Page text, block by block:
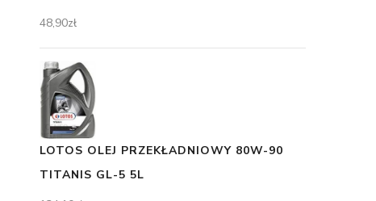
48,90zł
LOTOS OLEJ PRZEKŁADNIOWY 80W-90
TITANIS GL-5 5L